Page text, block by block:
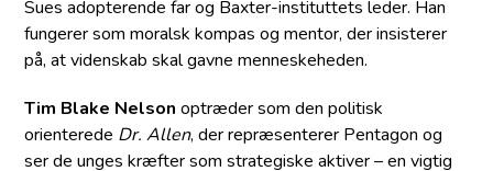
Sues adopterende far og Baxter-instituttets leder. Han
fungerer som moralsk kompas og mentor, der insisterer
på, at videnskab skal gavne menneskeheden.
Tim Blake Nelson optræder som den politisk
orienterede Dr. Allen, der repræsenterer Pentagon og
ser de unges kræfter som strategiske aktiver – en vigtig